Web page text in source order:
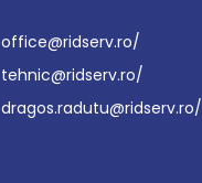
office@ridserv.ro/
tehnic@ridserv.ro/
dragos.radutu@ridserv.ro/